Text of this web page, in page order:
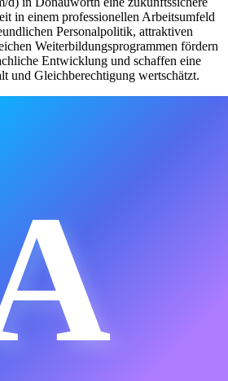
in einem professionellen Arbeitsumfeld
Personalpolitik, attraktiven
Weiterbildungsprogrammen fördern
Entwicklung und schaffen eine
und Gleichberechtigung wertschätzt.